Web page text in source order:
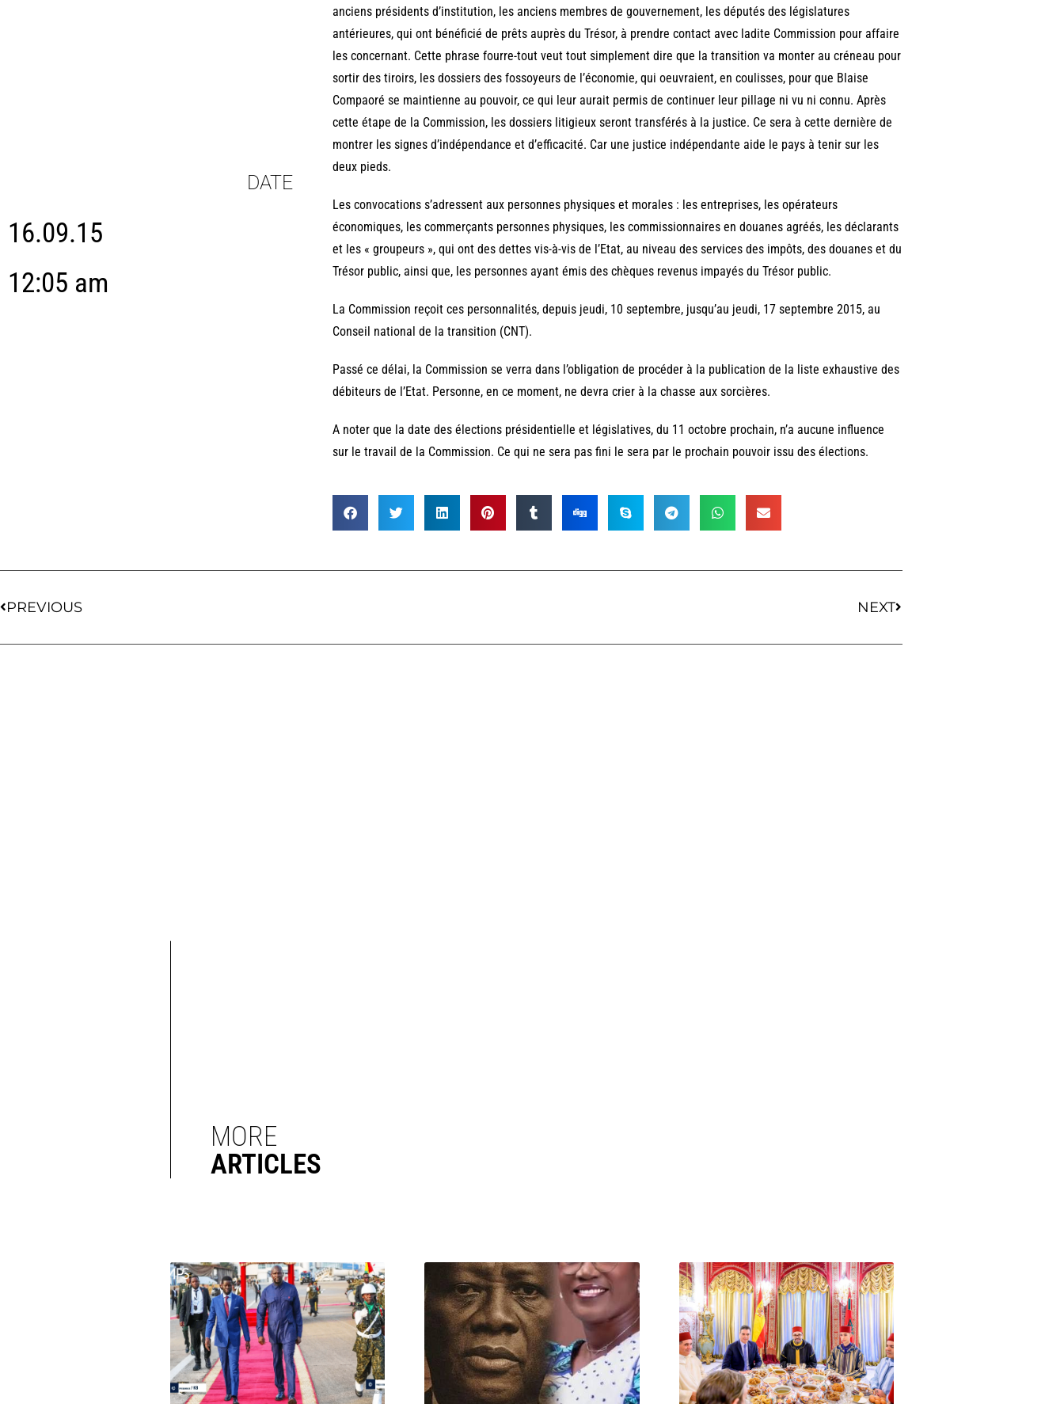
DATE
16.09.15
12:05 am
anciens présidents d’institution, les anciens membres de gouvernement, les députés des législatures
antérieures, qui ont bénéficié de prêts auprès du Trésor, à prendre contact avec ladite Commission pour affaire
les concernant. Cette phrase fourre-tout veut tout simplement dire que la transition va monter au créneau pour
sortir des tiroirs, les dossiers des fossoyeurs de l’économie, qui oeuvraient, en coulisses, pour que Blaise
Compaoré se maintienne au pouvoir, ce qui leur aurait permis de continuer leur pillage ni vu ni connu. Après
cette étape de la Commission, les dossiers litigieux seront transférés à la justice. Ce sera à cette dernière de
montrer les signes d’indépendance et d’efficacité. Car une justice indépendante aide le pays à tenir sur les
deux pieds.
Les convocations s’adressent aux personnes physiques et morales : les entreprises, les opérateurs
économiques, les commerçants personnes physiques, les commissionnaires en douanes agréés, les déclarants
et les « groupeurs », qui ont des dettes vis-à-vis de l’Etat, au niveau des services des impôts, des douanes et du
Trésor public, ainsi que, les personnes ayant émis des chèques revenus impayés du Trésor public.
La Commission reçoit ces personnalités, depuis jeudi, 10 septembre, jusqu’au jeudi, 17 septembre 2015, au
Conseil national de la transition (CNT).
Passé ce délai, la Commission se verra dans l’obligation de procéder à la publication de la liste exhaustive des
débiteurs de l’Etat. Personne, en ce moment, ne devra crier à la chasse aux sorcières.
A noter que la date des élections présidentielle et législatives, du 11 octobre prochain, n’a aucune influence
sur le travail de la Commission. Ce qui ne sera pas fini le sera par le prochain pouvoir issu des élections.
PREVIOUS NEXT
MORE
ARTICLES